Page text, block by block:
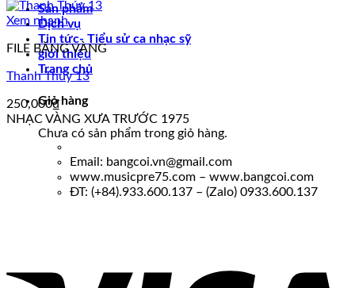
Sản phẩm
Dịch vụ
Tin tức- Tiểu sử ca nhạc sỹ
giới thiệu
Trang chủ
Giỏ hàng
Chưa có sản phẩm trong giỏ hàng.
Xem nhanh
FILE BĂNG VÀNG
Thanh Thúy 13
250,000₫
NHẠC VÀNG XƯA TRƯỚC 1975
Email: bangcoi.vn@gmail.com
www.musicpre75.com – www.bangcoi.com
ĐT: (+84).933.600.137 – (Zalo) 0933.600.137